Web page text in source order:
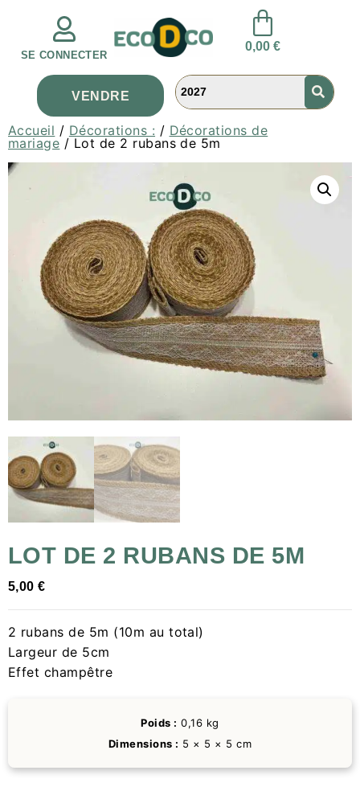
SE CONNECTER
0,00€
VENDRE
Accueil / Décorations : / Décorations de
mariage / Lot de 2 rubans de 5m
LOT DE 2 RUBANS DE 5M
5,00€
2 rubans de 5m (10m au total)
Largeur de 5cm
Effet champêtre
Poids : 0,16 kg
Dimensions : 5 × 5 × 5 cm